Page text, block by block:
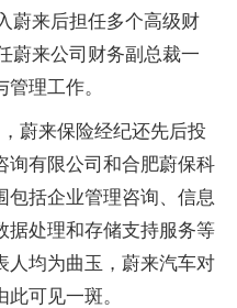
蔚来后担任多个高级财
蔚来公司财务副总裁一
理工作。
蔚来保险经纪还先后投
询有限公司和合肥蔚保科
包括企业管理咨询、信息
据处理和存储支持服务等
人均为曲玉，蔚来汽车对
可见一斑。